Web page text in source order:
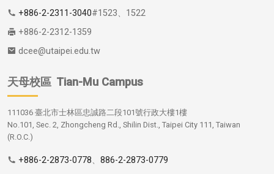
+886-2-2311-3040#1523、1522
+886-2-2312-1359
dcee@utaipei.edu.tw
天母校區 Tian-Mu Campus
111036 臺北市士林區忠誠路二段101號行政大樓1樓
No.101, Sec. 2, Zhongcheng Rd., Shilin Dist., Taipei City 111, Taiwan
(R.O.C.)
+886-2-2873-0778、 886-2-2873-0779